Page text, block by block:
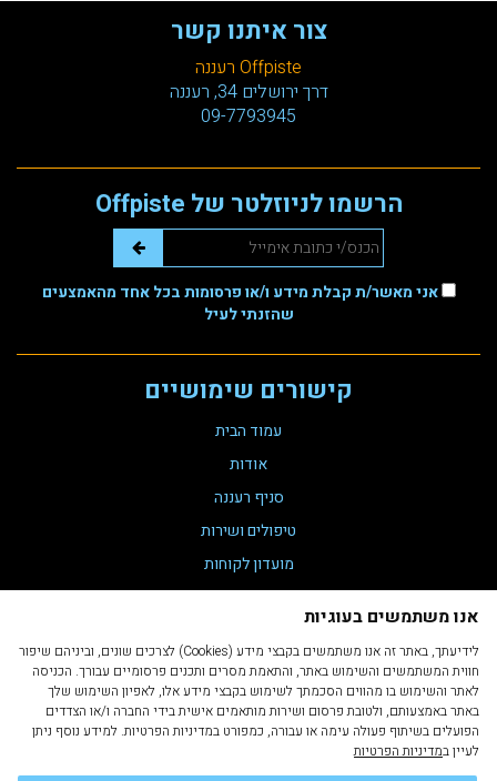
אנו משתמשים בעוגיות
לידיעתך, באתר זה אנו משתמשים בקבצי מידע (Cookies) לצרכים שונים, וביניהם שיפור
חווית המשתמשים והשימוש באתר, והתאמת מסרים ותכנים פרסומיים עבורך. הכניסה
לאתר והשימוש בו מהווים הסכמתך לשימוש בקבצי מידע אלו, לאפיון השימוש שלך
באתר באמצעותם, ולטובת פרסום ושירות מותאמים אישית בידי החברה ו/או הצדדים
הפועלים בשיתוף פעולה עימה או עבורה, כמפורט במדיניות הפרטיות. למידע נוסף ניתן
לעיין במדיניות הפרטיות
קישורים שימושיים
עמוד הבית
אודות
סניף רעננה
טיפולים ושירות
מועדון לקוחות
צור קשר
הצהרת נגישות
מדיניות פרטיות
תקנון ותנאי שימוש
הרשמו לניוזלטר של Offpiste
אני מאשר/ת קבלת מידע ו/או פרסומות בכל אחד מהאמצעים
שהזנתי לעיל
צור איתנו קשר
Offpiste רעננה
דרך ירושלים 34, רעננה
09-7793945